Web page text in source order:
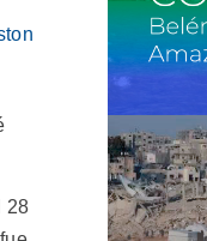
28